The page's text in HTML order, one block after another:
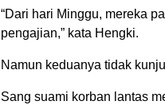
“Dari hari Minggu, mereka
pengajian,” kata Hengki.
Namun keduanya tidak
Sang suami korban lantas